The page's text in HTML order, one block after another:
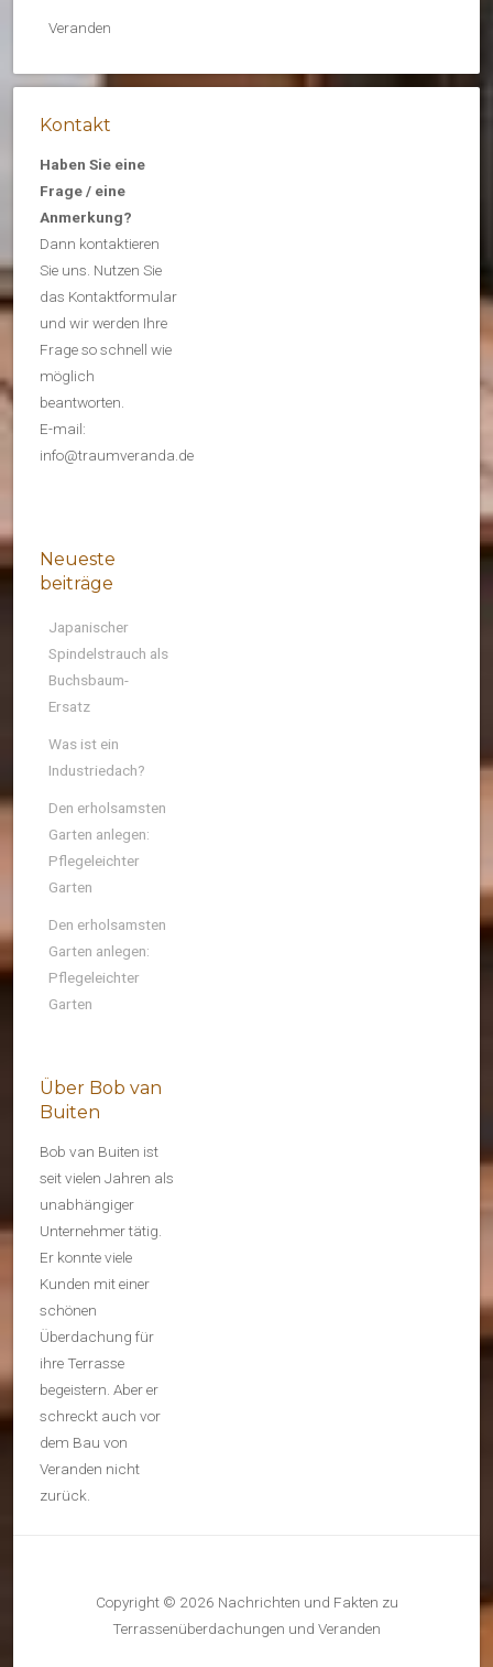
Veranden
Kontakt
Haben Sie eine
Frage / eine
Anmerkung?
Dann kontaktieren
Sie uns. Nutzen Sie
das Kontaktformular
und wir werden Ihre
Frage so schnell wie
möglich
beantworten.
E-mail:
info@traumveranda.de
Neueste
beiträge
Japanischer
Spindelstrauch als
Buchsbaum-
Ersatz
Was ist ein
Industriedach?
Den erholsamsten
Garten anlegen:
Pflegeleichter
Garten
Den erholsamsten
Garten anlegen:
Pflegeleichter
Garten
Über Bob van
Buiten
Bob van Buiten ist
seit vielen Jahren als
unabhängiger
Unternehmer tätig.
Er konnte viele
Kunden mit einer
schönen
Überdachung für
ihre Terrasse
begeistern. Aber er
schreckt auch vor
dem Bau von
Veranden nicht
zurück.
Copyright © 2026 Nachrichten und Fakten zu
Terrassenüberdachungen und Veranden